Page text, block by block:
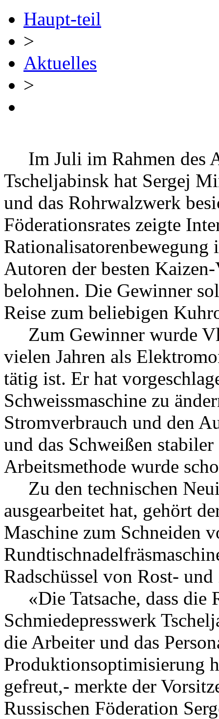
Haupt-teil
>
Aktuelles
>
Im Juli im Rahmen des
Tscheljabinsk hat Sergej
und das Rohrwalzwerk
Föderationsrates zeigte
Rationalisatorenbewegung
Autoren der besten
belohnen. Die Gewinner
Reise zum beliebigen
Zum Gewinner wurde
vielen Jahren als
tätig ist. Er hat
Schweissmaschine zu
Stromverbrauch und den
und das Schweißen
Arbeitsmethode wurde
Zu den technischen
ausgearbeitet hat, gehört
Maschine zum Schneiden
Radschüssel von Rost-
«Die Tatsache, dass die
Schmiedepresswerk
die Arbeiter und das
Produktionsoptimisierung
gefreut,- merkte der
Russischen Föderation